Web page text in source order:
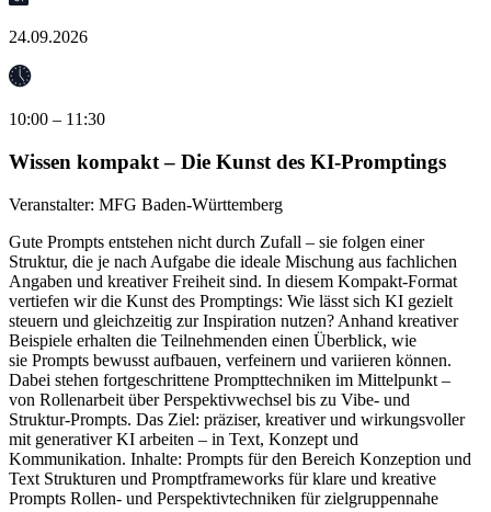
24.09.2026
10:00 – 11:30
Wissen kompakt – Die Kunst des KI-Promptings
Veranstalter: MFG Baden-Württemberg
Gute Prompts entstehen nicht durch Zufall – sie folgen einer
Struktur, die je nach Aufgabe die ideale Mischung aus fachlichen
Angaben und kreativer Freiheit sind. In diesem Kompakt-Format
vertiefen wir die Kunst des Promptings: Wie lässt sich KI gezielt
steuern und gleichzeitig zur Inspiration nutzen? Anhand kreativer
Beispiele erhalten die Teilnehmenden einen Überblick, wie
sie Prompts bewusst aufbauen, verfeinern und variieren können.
Dabei stehen fortgeschrittene Prompttechniken im Mittelpunkt –
von Rollenarbeit über Perspektivwechsel bis zu Vibe- und
Struktur-Prompts. Das Ziel: präziser, kreativer und wirkungsvoller
mit generativer KI arbeiten – in Text, Konzept und
Kommunikation. Inhalte: Prompts für den Bereich Konzeption und
Text Strukturen und Promptframeworks für klare und kreative
Prompts Rollen- und Perspektivtechniken für zielgruppennahe